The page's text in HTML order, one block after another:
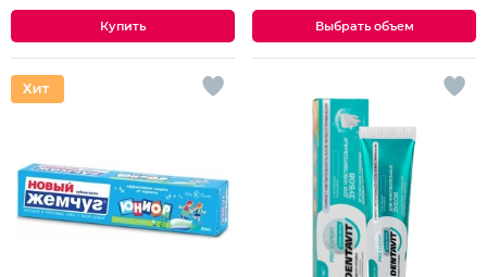
Выбрать объем